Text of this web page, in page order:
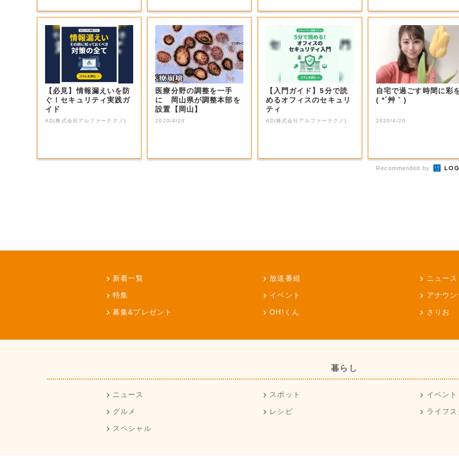
【必見】情報漏えいを防
ぐ！セキュリティ実践ガ
イド
AD(株式会社アルファーテクノ)
医療分野の調整を一手
に 岡山県が調整本部を
設置【岡山】
2020/4/20
【入門ガイド】5分で読
めるオフィスのセキュリ
ティ
AD(株式会社アルファーテクノ)
自宅で過ごす時間に彩
( *´艸｀)
2020/4/20
Recommended by
新着一覧 放送番組 ニュース
特集 イベント アナウ
募集&プレゼント OH!くん さりお
暮らし
ニュース スポット イベント
グルメ レシピ ライフ
スペシャル